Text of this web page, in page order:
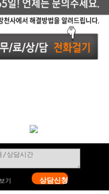
기 상담신청